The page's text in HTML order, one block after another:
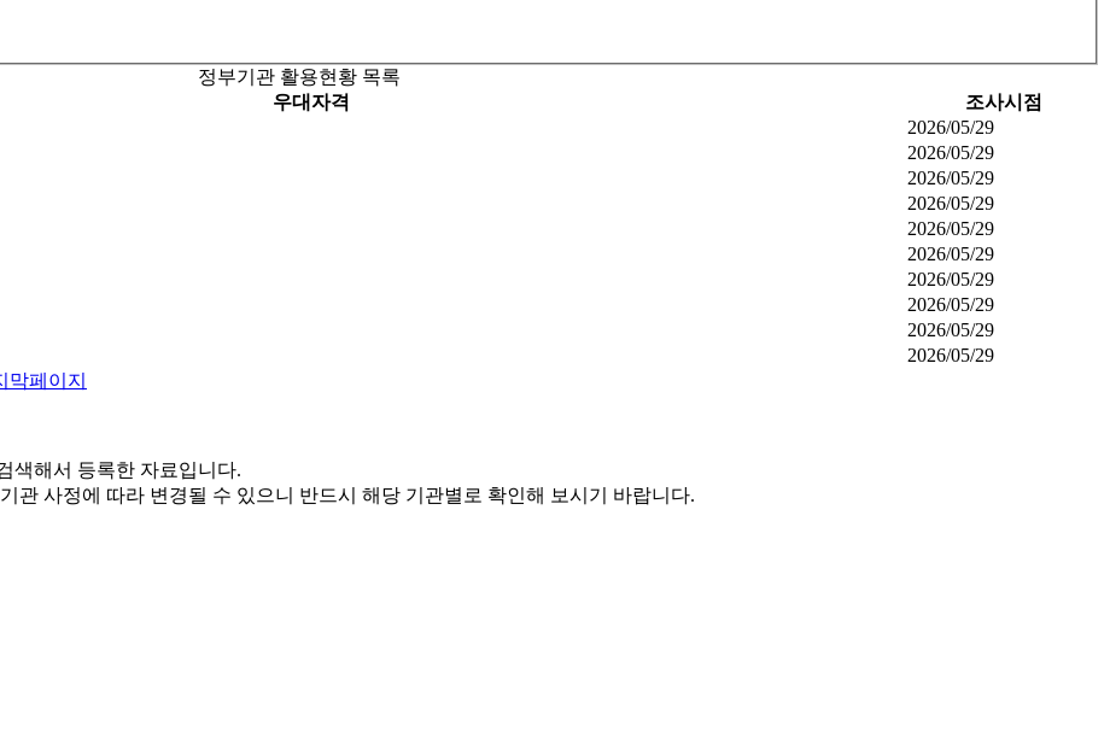
정부기관 활용현황 목록
우대자격
조사시점
2026/05/29
2026/05/29
2026/05/29
2026/05/29
2026/05/29
2026/05/29
2026/05/29
2026/05/29
2026/05/29
2026/05/29
색해서 등록한 자료입니다.
관 사정에 따라 변경될 수 있으니 반드시 해당 기관별로 확인해 보시기 바랍니다.